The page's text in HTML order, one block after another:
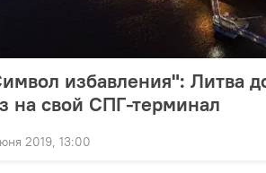
избавления": Литва
на свой СПГ-терминал
2019, 13:00